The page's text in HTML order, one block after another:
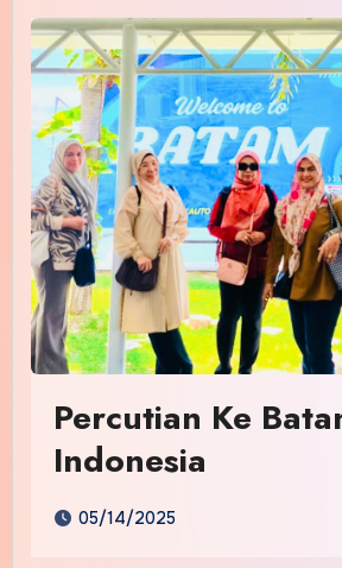
Percutian Ke
Indonesia
05/14/2025